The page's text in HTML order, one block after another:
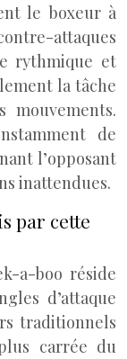
le boxeur à
attaques
rythmique et
la tâche
mouvements.
de
l’opposant
inattendues.
par cette
a-boo réside
d’attaque
traditionnels
carrée du